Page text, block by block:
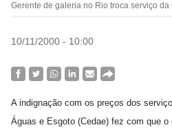
Gerente de galeria no Rio troca serviço
10/11/2000 - 10:00
A indignação com os preços dos
Águas e Esgoto (Cedae) fez com que o